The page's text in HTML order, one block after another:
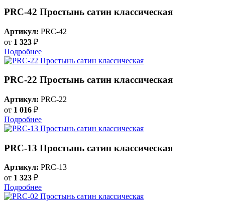
PRC-42 Простынь сатин классическая
Артикул: PRC-42
от 1 323 ₽
Подробнее
PRC-22 Простынь сатин классическая
Артикул: PRC-22
от 1 016 ₽
Подробнее
PRC-13 Простынь сатин классическая
Артикул: PRC-13
от 1 323 ₽
Подробнее